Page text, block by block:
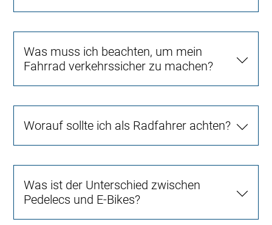
Was muss ich beachten, um mein
Fahrrad verkehrssicher zu machen?
Worauf sollte ich als Radfahrer achten?
Was ist der Unterschied zwischen
Pedelecs und E-Bikes?